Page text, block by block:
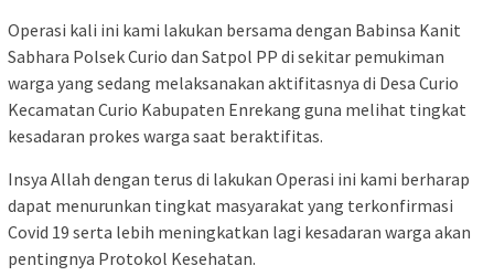
Operasi kali ini kami lakukan bersama dengan Babinsa Kanit
Sabhara Polsek Curio dan Satpol PP di sekitar pemukiman
warga yang sedang melaksanakan aktifitasnya di Desa Curio
Kecamatan Curio Kabupaten Enrekang guna melihat tingkat
kesadaran prokes warga saat beraktifitas.
Insya Allah dengan terus di lakukan Operasi ini kami berharap
dapat menurunkan tingkat masyarakat yang terkonfirmasi
Covid 19 serta lebih meningkatkan lagi kesadaran warga akan
pentingnya Protokol Kesehatan.